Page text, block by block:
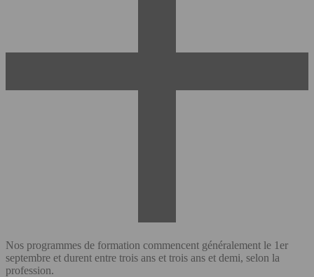
Nos programmes de formation commencent généralement le 1er
septembre et durent entre trois ans et trois ans et demi, selon la
profession.